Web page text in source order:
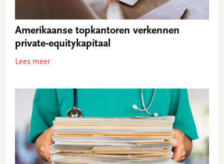
Amerikaanse topkantoren verkennen
private-equitykapitaal
Lees meer